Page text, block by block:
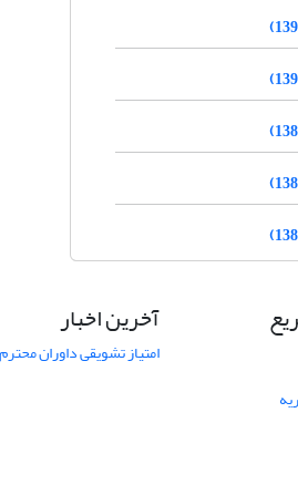
آخرین اخبار
امتیاز تشویقی داوران